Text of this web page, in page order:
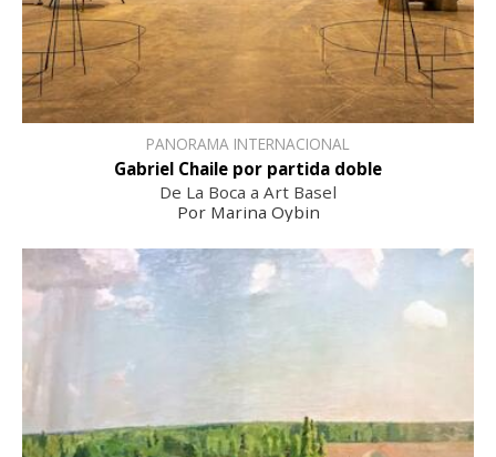
PANORAMA INTERNACIONAL
Gabriel Chaile por partida doble
De La Boca a Art Basel
Por Marina Oybin